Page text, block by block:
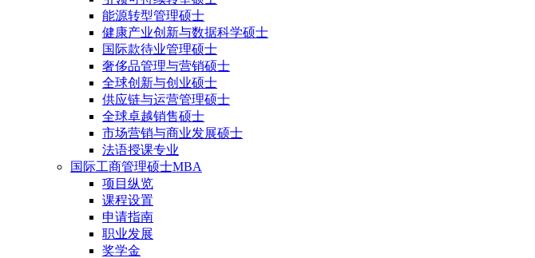
能源转型管理硕士
健康产业创新与数据科学硕士
国际款待业管理硕士
奢侈品管理与营销硕士
全球创新与创业硕士
供应链与运营管理硕士
全球卓越销售硕士
市场营销与商业发展硕士
法语授课专业
国际工商管理硕士MBA
项目纵览
课程设置
申请指南
职业发展
奖学金